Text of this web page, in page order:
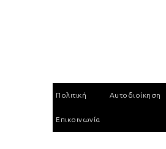
Πολιτική Αυτοδιοίκηση
Επικοινωνία